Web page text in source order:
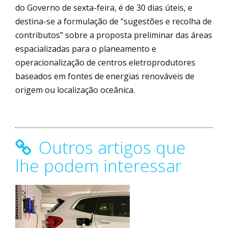
do Governo de sexta-feira, é de 30 dias úteis, e
destina-se a formulação de “sugestões e recolha de
contributos” sobre a proposta preliminar das áreas
espacializadas para o planeamento e
operacionalização de centros eletroprodutores
baseados em fontes de energias renováveis de
origem ou localização oceânica.
Outros artigos que
lhe podem interessar